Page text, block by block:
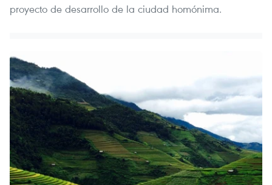
proyecto de desarrollo de la ciudad homónima.